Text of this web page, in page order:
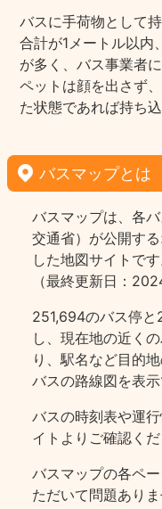
バスに手荷物として
合計が1メートル以内
が多く、バス事業者
ペットは顔を出さず
た状態であれば持ち
バスマップとは
バスマップは、各
交通省）が公開す
した地図サイトです
（最終更新日：
251,694のバス停
し、現在地の近く
り、駅名など目的
バスの路線図を表示
バスの時刻表や運
イトよりご確認くだ
バスマップの各ペ
ただいて問題あり